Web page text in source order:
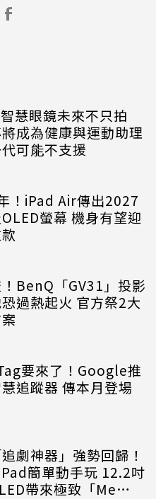
慧眼鏡未來不只拍
成為健康與運動助理
可能不支援
！iPad Air傳出2027
螢幕 機身有望迎
BenQ「GV31」投影
過熱起火 官方祭2大
要來了！Google推
追蹤器 傳本月登場
劇神器」強勢回歸！
簡單動手玩 12.2吋
帶來極致「Me